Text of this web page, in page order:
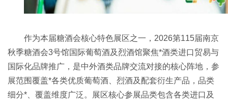
作为本届糖酒会核心特色展区之一，2026第115届南京
秋季糖酒会3号馆国际葡萄酒及烈酒馆聚焦*酒类进口贸易与
国际化品牌推广，是中外酒类品牌交流对接的核心阵地，参
展范围覆盖*各类优质葡萄酒、烈酒及配套衍生产品，品类
细分*、覆盖维度广泛。展区核心参展品类包含各类进口及